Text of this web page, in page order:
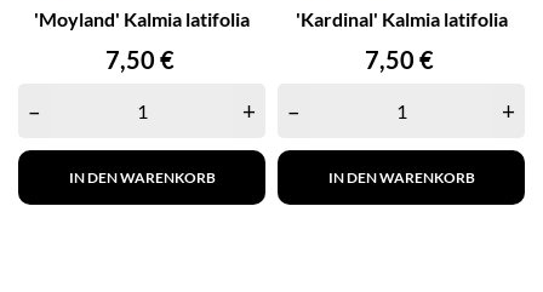
'Moyland' Kalmia latifolia
Preis
7,50 €
– +
IN DEN WARENKORB
'Kardinal' Kalmia latifolia
Preis
7,50 €
– +
IN DEN WARENKORB